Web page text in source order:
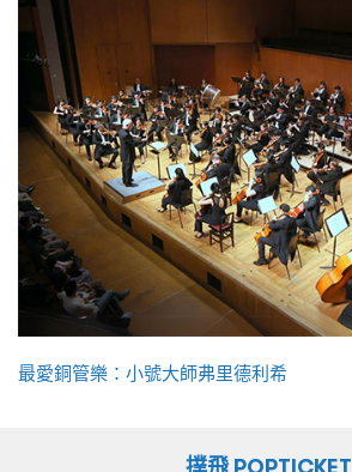
最愛銅管樂：小號大師弗里德利希